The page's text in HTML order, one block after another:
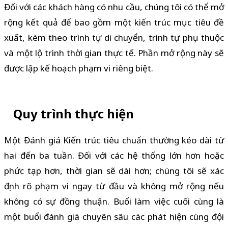
Đối với các khách hàng có nhu cầu, chúng tôi có thể mở
rộng kết quả để bao gồm một kiến trúc mục tiêu đề
xuất, kèm theo trình tự di chuyển, trình tự phụ thuộc
và một lộ trình thời gian thực tế. Phần mở rộng này sẽ
được lập kế hoạch phạm vi riêng biệt.
Quy trình thực hiện
Một Đánh giá Kiến trúc tiêu chuẩn thường kéo dài từ
hai đến ba tuần. Đối với các hệ thống lớn hơn hoặc
phức tạp hơn, thời gian sẽ dài hơn; chúng tôi sẽ xác
định rõ phạm vi ngay từ đầu và không mở rộng nếu
không có sự đồng thuận. Buổi làm việc cuối cùng là
một buổi đánh giá chuyên sâu các phát hiện cùng đội